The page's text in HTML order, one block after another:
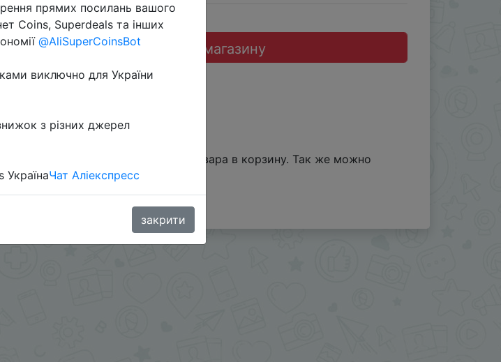
Перейти до магазину
при добавлении товара в корзину. Так же можно
прямих посилань вашого
Coins, Superdeals та інших
@AliSuperCoinsBot
виключно для України
з різних джерел
УкраїнаЧат Аліекспресс
закрити